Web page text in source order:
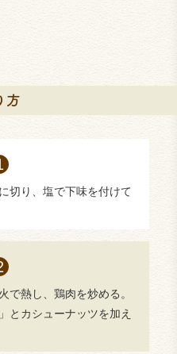
切り、塩で下味を付けて
で熱し、鶏肉を炒める。
とカシューナッツを加え